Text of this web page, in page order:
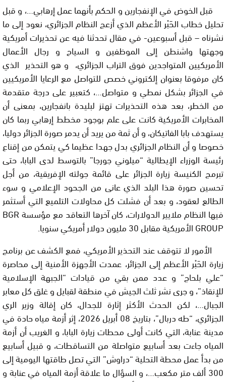
قبل الخوض في الإنفجارين و الحكم بأنهما عمل إرهابي…، و قبل
تحليل خطاب الحَبْر الأعظم الذي أزعج النظام الجزائري، نعود إلى ما
نشرناه – قبل أسبوعين- في مقال تحدثنا فيه عن تحذيرات أمريكية
وجهتها واشنطن إلى الموظفين و السياح و رجال الأعمال
الأمريكيين المتواجدين فوق التراب الجزائري، و هو التحذير الذي
كان مرفوقا بعنوان إلكتروني خصص للتواصل مع الرعايا الأمريكيين
في الجزائر بشكل نمطي و متواصل…، كتعبير على درجة متقدمة
من الخطر، بعد هذه التحذيرات تهتز لبليدة بانفجارين، بمعنى أن
المخابرات الأمريكية كانت على علم بوجود مخطط إرهابي ربما كان
يستهدف بابا الفاتيكان، و أن ثمة من يريد أن يدمر صورة الجزائر دوليا،
خصوصا و أن النظام الجزائري بدل جهدا عظيما كي يتمكن من إقناع
رئيسة الوزراء الإيطالية “ميلوني جورجا” بالتوسط لدى البابا، حتى
تبرمج الكنيسة زيارة الجزائر على قائمة جولته الإفريقية، من أجل
تحسين صورة هذا البلد الذي عانى من الجحود الإعلامي و سوء
الطالع لعقود، و بعد أن فشلت كل محاولات التلميع التي أستثمر
فيها النظام ملايير الدولارات، كان آخرها التعاقد مع مؤسسةBGR
GROUPالأمريكية مقابل 30 مليون دولار أمريكي سنويا.
الأمور لا تتوقف عند التحذير الأمريكي، فمع الكشف عن برنامج
زيارة الحَبْر الأعظم إلى الجزائر، عمدت الأجهزة الأمنية إلى محاصرة
“علي بلحاج” و عدد ممن بقي من قيادات “الجبهة الإسلامية
للإنقاذ”، و جرى نشر ثلث الجيش في منطقة لقبايل و غلق كل معابر
الجبال…، لكن الحدث الأكثر إثارة للجدال، كان إقالة وزير الري
الجزائري، “طه دربال”، بتاريخ 08 أبريل 2026، إثر أزمة مياه حادة في
مدينة عنابة، التي كانت أولى محطات زيارة البابا، و الغريب أن أزمة
المياه جاءت بعد أسابيع متواصلة من التساقطات، و قبيل أسابيع
من بدأ عمل محطة التحلية “دراوش” التي تصل طاقتها اليومية إلى
300 ألف متر مكعب…، و السؤال ما علاقة أزمة المياه في عنابة و